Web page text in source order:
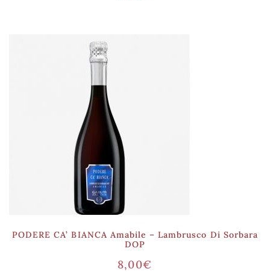
PODERE CA’ BIANCA Amabile – Lambrusco Di Sorbara
DOP
8,00€